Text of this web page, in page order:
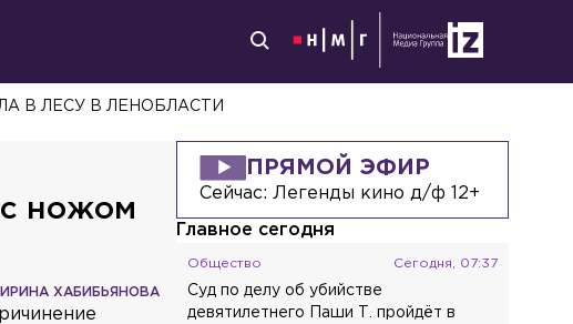
В ЛЕСУ В ЛЕНОБЛАСТИ
ножом
ИРИНА ХАБИБЬЯНОВА
ПРЯМОЙ ЭФИР
Сейчас:Легенды кино д/ф 12+
Главное сегодня
Общество Сегодня, 07:37
Суд по делу об убийстве
девятилетнего Паши Т. пройдёт в